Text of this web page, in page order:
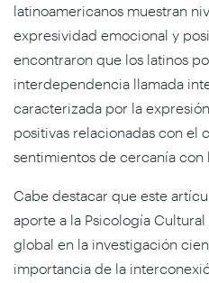
latinoamericanos muestran
expresividad emocional y
encontraron que los latinos
interdependencia llamada
caracterizada por la
positivas relacionadas con el
sentimientos de cercanía con
Cabe destacar que este
aporte a la Psicología
global en la investigación
importancia de la